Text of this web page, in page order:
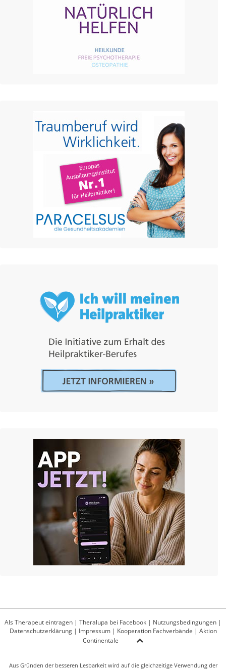
Als Therapeut eintragen | Theralupa bei Facebook | Nutzungsbedingungen |
Datenschutzerklärung| Impressum| Kooperation Fachverbände | Aktion
Continentale
Aus Gründen der besseren Lesbarkeit wird auf die gleichzeitige Verwendung der